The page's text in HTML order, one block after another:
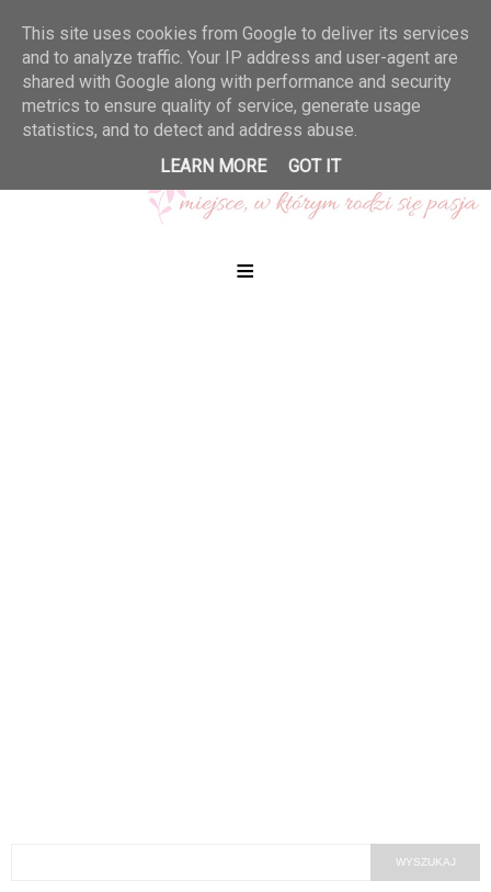
≡
This site uses cookies from Google to deliver its services
and to analyze traffic. Your IP address and user-agent are
shared with Google along with performance and security
metrics to ensure quality of service, generate usage
statistics, and to detect and address abuse.
LEARN MORE
GOT IT